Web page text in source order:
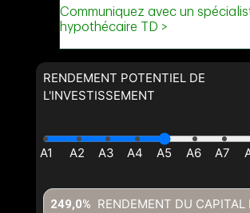
RENDEMENT POTENTIEL DE
L'INVESTISSEMENT
RENDEMENT DU CAPITAL
249,0%